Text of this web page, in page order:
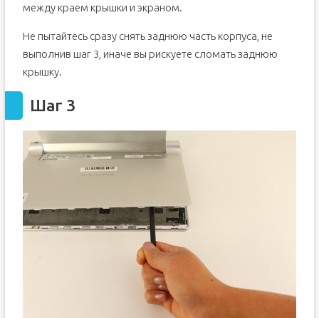
между краем крышки и экраном.
Не пытайтесь сразу снять заднюю часть корпуса, не
выполнив шаг 3, иначе вы рискуете сломать заднюю
крышку.
Шаг 3